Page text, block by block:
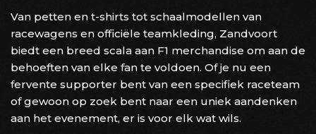
Van petten en t-shirts tot schaalmodellen van
racewagens en officiële teamkleding, Zandvoort
biedt een breed scala aan F1 merchandise om aan de
behoeften van elke fan te voldoen. Of je nu een
fervente supporter bent van een specifiek raceteam
of gewoon op zoek bent naar een uniek aandenken
aan het evenement, er is voor elk wat wils.